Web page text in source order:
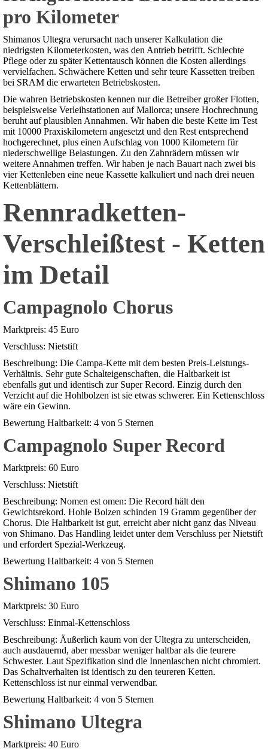
pro Kilometer
Shimanos Ultegra verursacht nach unserer Kalkulation die
niedrigsten Kilometerkosten, was den Antrieb betrifft. Schlechte
Pflege oder zu später Kettentausch können die Kosten allerdings
vervielfachen. Schwächere Ketten und sehr teure Kassetten treiben
bei SRAM die erwarteten Betriebskosten.
Die wahren Betriebskosten kennen nur die Betreiber großer Flotten,
beispielsweise Verleihstationen auf Mallorca; unsere Hochrechnung
beruht auf plausiblen Annahmen. Wir haben die beste Kette im Test
mit 10000 Praxiskilometern angesetzt und den Rest entsprechend
hochgerechnet, plus einen Aufschlag von 1000 Kilometern für
niederschwellige Belastungen. Zu den Zahnrädern müssen wir
weitere Annahmen treffen. Wir haben je nach Bauart nach zwei bis
vier Kettenleben eine neue Kassette kalkuliert und nach drei neuen
Kettenblättern.
Rennradketten-
Verschleißtest - Ketten
im Detail
Campagnolo Chorus
Marktpreis: 45 Euro
Verschluss: Nietstift
Beschreibung: Die Campa-Kette mit dem besten Preis-Leistungs-
Verhältnis. Sehr gute Schalteigenschaften, die Haltbarkeit ist
ebenfalls gut und identisch zur Super Record. Einzig durch den
Verzicht auf die Hohlbolzen ist sie etwas schwerer. Ein Kettenschloss
wäre ein Gewinn.
Bewertung Haltbarkeit: 4 von 5 Sternen
Campagnolo Super Record
Marktpreis: 60 Euro
Verschluss: Nietstift
Beschreibung: Nomen est omen: Die Record hält den
Gewichtsrekord. Hohle Bolzen schinden 19 Gramm gegenüber der
Chorus. Die Haltbarkeit ist gut, erreicht aber nicht ganz das Niveau
von Shimano. Das Handling leidet unter dem Verschluss per Nietstift
und erfordert Spezial-Werkzeug.
Bewertung Haltbarkeit: 4 von 5 Sternen
Shimano 105
Marktpreis: 30 Euro
Verschluss: Einmal-Kettenschloss
Beschreibung: Äußerlich kaum von der Ultegra zu unterscheiden,
auch ausdauernd, aber messbar weniger haltbar als die teurere
Schwester. Laut Spezifikation sind die Innenlaschen nicht chromiert.
Das Schaltverhalten ist identisch zu den teureren Ketten.
Kettenschloss ist nur einmal verwendbar.
Bewertung Haltbarkeit: 4 von 5 Sternen
Shimano Ultegra
Marktpreis: 40 Euro